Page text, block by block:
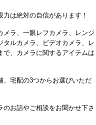
は絶対の自信があります！
ラ、一眼レフカメラ、レンジ
タルカメラ、ビデオカメラ、レ
で、カメラに関するアイテムは
、宅配の3つからお選びいただ
お話やご相談をお聞かせ下さ